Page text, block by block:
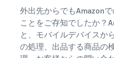
外出先からでもAmazon
ことをご存知でしたか？
と、モバイルデバイスか
の処理、出品する商品の